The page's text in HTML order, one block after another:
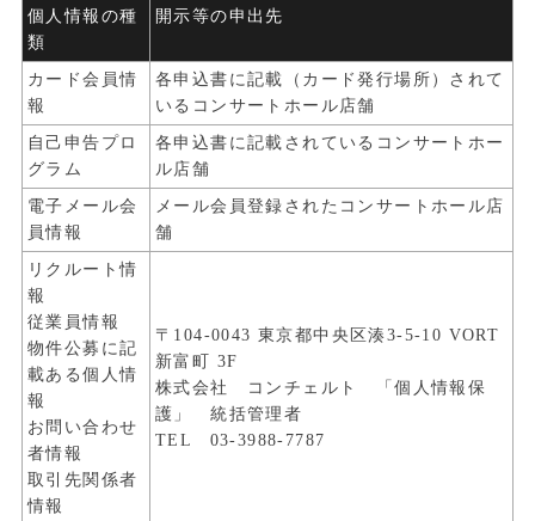
個人情報の種
類
開示等の申出先
カード会員情
報
各申込書に記載（カード発行場所）されて
いるコンサートホール店舗
自己申告プロ
グラム
各申込書に記載されているコンサートホー
ル店舗
電子メール会
員情報
メール会員登録されたコンサートホール店
舗
リクルート情
報
従業員情報
物件公募に記
載ある個人情
報
お問い合わせ
者情報
取引先関係者
情報
〒104-0043 東京都中央区湊3-5-10 VORT
新富町 3F
株式会社 コンチェルト 「個人情報保
護」 統括管理者
TEL 03-3988-7787